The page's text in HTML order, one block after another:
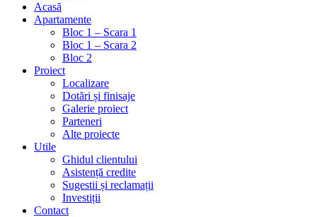
Acasă
Apartamente
Bloc 1 – Scara 1
Bloc 1 – Scara 2
Bloc 2
Proiect
Localizare
Dotări și finisaje
Galerie proiect
Parteneri
Alte proiecte
Utile
Ghidul clientului
Asistență credite
Sugestii și reclamații
Investiții
Contact